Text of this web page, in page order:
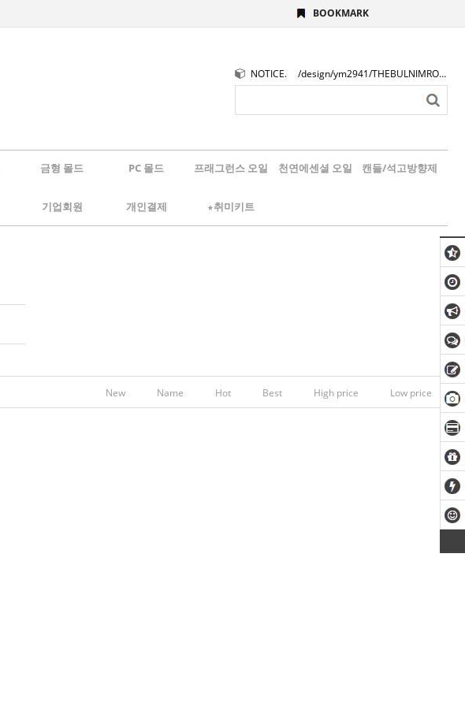
BOOKMARK
NOTICE. /design/ym2941/THEBULNIMROGO.png
금형 몰드 PC 몰드 프래그런스 오일 천연에센셜 오일 캔들/석고방향제
기업회원 개인결제 ★취미키트
New Name Hot Best High price Low price